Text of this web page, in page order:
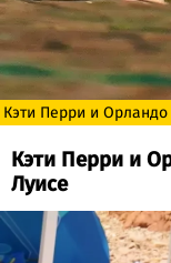
Кэти Перри и
Кэти Перри и
Луисе